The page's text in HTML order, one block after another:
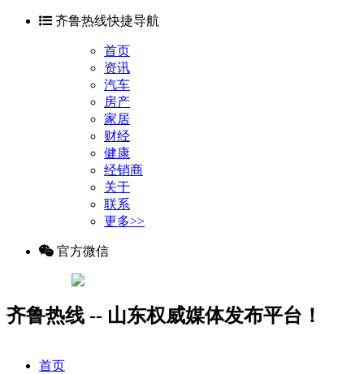
齐鲁热线快捷导航
首页
资讯
汽车
房产
家居
财经
健康
经销商
关于
联系
更多>>
官方微信
齐鲁热线 -- 山东权威媒体发布平台！
首页